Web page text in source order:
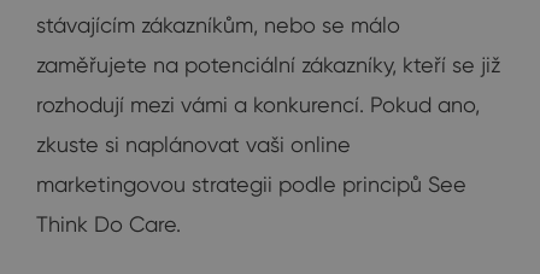
stávajícím zákazníkům, nebo se málo
zaměřujete na potenciální zákazníky, kteří se již
rozhodují mezi vámi a konkurencí. Pokud ano,
zkuste si naplánovat vaši online
marketingovou strategii podle principů See
Think Do Care.